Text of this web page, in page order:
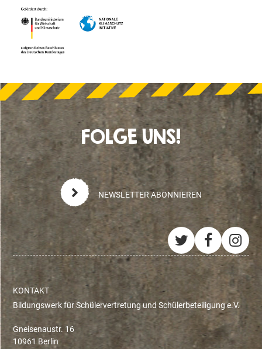
FOLGE UNS!
NEWSLETTER ABONNIEREN
Twitter
KONTAKT
Bildungswerk für Schülervertretung und Schülerbeteiligung e.V.
Gneisenaustr. 16
10961 Berlin